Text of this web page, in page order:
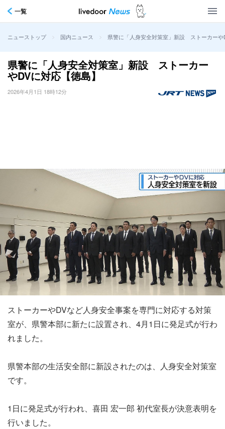
一覧
ニューストップ > 国内ニュース > 県警に「人身安全対策室」新設 ストーカーや
県警に「人身安全対策室」新設 ストーカー
やDVに対応【徳島】
2026年4月1日 18時12分
ストーカーやDVなど人身安全事案を専門に対応する対策
室が、県警本部に新たに設置され、4月1日に発足式が行わ
れました。
県警本部の生活安全部に新設されたのは、人身安全対策室
です。
1日に発足式が行われ、喜田 宏一郎 初代室長が決意表明を
行いました。